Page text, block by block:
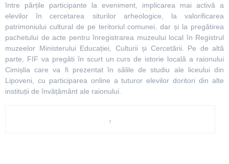
între părțile participante la eveniment, implicarea mai activă a
elevilor în cercetarea siturilor arheologice, la valorificarea
patrimoniului cultural de pe teritoriul comunei, dar și la pregătirea
pachetului de acte pentru înregistrarea muzeului local în Registrul
muzeelor Ministerului Educației, Culturii și Cercetării. Pe de altă
parte, FIF va pregăti în scurt un curs de istorie locală a raionului
Cimișlia care va fi prezentat în sălile de studiu ale liceului din
Lipoveni, cu participarea online a tuturor elevilor doritori din alte
instituții de învățământ ale raionului.
?